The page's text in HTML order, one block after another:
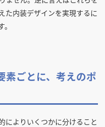
た内装デザインを実現するに
素ごとに、考えのポ
によりいくつかに分けること